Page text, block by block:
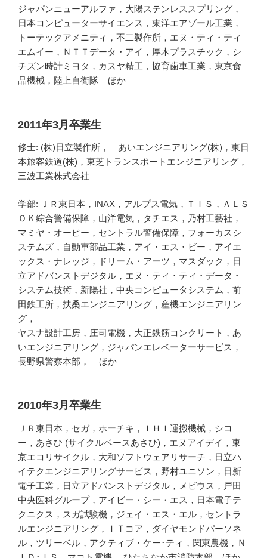
ジャパンニューアルファ，大陽ステンレススプリング，
日本コンピューターサイエンス，東洋エアゾール工業，
トーテックアメニティ，不二製作所，エヌ・ティ・ティ
エムイー，ＮＴＴデータ・アイ，厚木プラスチック，シ
チズン時計ミヨタ，カスヤ精工，協育歯車工業，東京食
品機械，陸上自衛隊 ほか
2011年3月卒業生
修士: (株)日立製作所， あいエンジニアリング(株)，東日
本旅客鉄道(株)，東芝トランスポートエンジニアリング，
三波工業株式会社
学部: ＪＲ東日本，INAX，アルプス電気，ＴＩＳ，ＡＬＳ
ＯＫ綜合警備保障，山洋電気，タチエス，乃村工藝社，
マミヤ・オーピー，セントラル警備保障，フォーカスシ
ステムズ，自動車部品工業，アイ・エス・ビー，アイエ
ックス・ナレッジ，ドリーム・アーツ，マスダック，日
立アドバンストデジタル，エヌ・ティ・ティ・データ・
システム技術，新陽社，中央コンピュータシステム，前
田鉄工所，扶桑エンジニアリング，産機エンジニアリン
グ，
ヤスナ設計工房，庄司電機，大正鉄筋コンクリート，あ
いエンジニアリング，ジャパンエレベーターサービス，
長野県警察本部， ほか
2010年3月卒業生
ＪＲ東日本，セガ，ホーチキ，ＩＨＩ運搬機械，シコ
ー，あさひ (サイクルベースあさひ)，エヌアイデイ，東
京エコリサイクル，大和ソフトウェアリサーチ，日立ハ
イテクエンジニアリングサービス，野村ユニソン，日新
電子工業，日立アドバンストデジタル，メビウス，戸田
中央医科グループ，アイビー・シー・エス，日本電子テ
クニクス，スガ試験機，ジェイ・エス・エル，セントラ
ルエンジニアリング，ＩＴコア，ダイヤモンドパーソネ
ル，ツリーベル，アクティブ・ケー･ティ，関東農機，Ｎ